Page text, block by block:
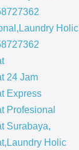
Holic
24 Jam
Express
Profesional
Surabaya,
Holic